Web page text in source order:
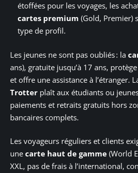
étoffées pour les voyages, les
cartes premium (Gold, Premier)
type de profil.
Les jeunes ne sont pas oubliés : la
ans), gratuite jusqu’à 17 ans,
et offre une assistance à l’étranger.
Trotter plaît aux étudiants ou
paiements et retraits gratuits hors
bancaires complets.
Les voyageurs réguliers et clients
une carte haut de gamme (World
XXL, pas de frais à l’international,